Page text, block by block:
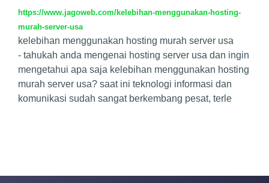
https://www.jagoweb.com/kelebihan-menggunakan-hosting-
murah-server-usa
kelebihan menggunakan hosting murah server usa
- tahukah anda mengenai hosting server usa dan ingin
mengetahui apa saja kelebihan menggunakan hosting
murah server usa? saat ini teknologi informasi dan
komunikasi sudah sangat berkembang pesat, terle